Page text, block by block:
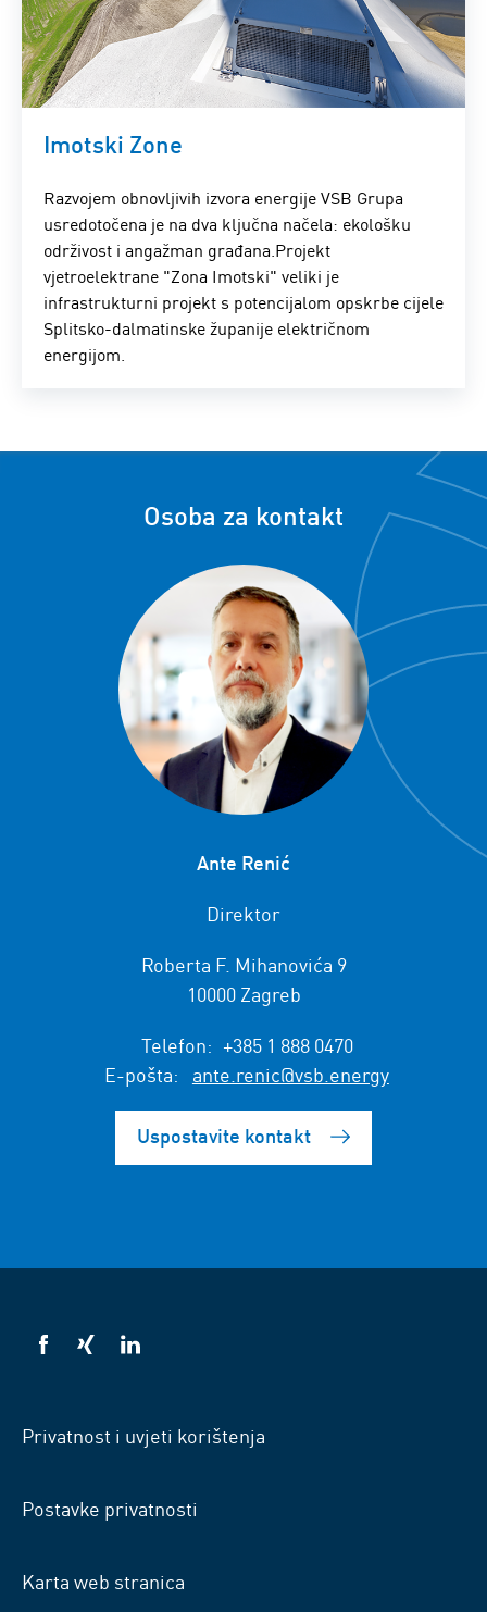
Imotski Zone
Razvojem obnovljivih izvora energije VSB Grupa
usredotočena je na dva ključna načela: ekološku
održivost i angažman građana.Projekt
vjetroelektrane "Zona Imotski" veliki je
infrastrukturni projekt s potencijalom opskrbe cijele
Splitsko-dalmatinske županije električnom
energijom.
Osoba za kontakt
Ante Renić
Direktor
Roberta F. Mihanovića 9
10000 Zagreb
Telefon: +385 1 888 0470
E-pošta: ante.renic@vsb.energy
Uspostavite kontakt
VSB
VSB
VSB
Privatnost i uvjeti korištenja
Postavke privatnosti
Karta web stranica